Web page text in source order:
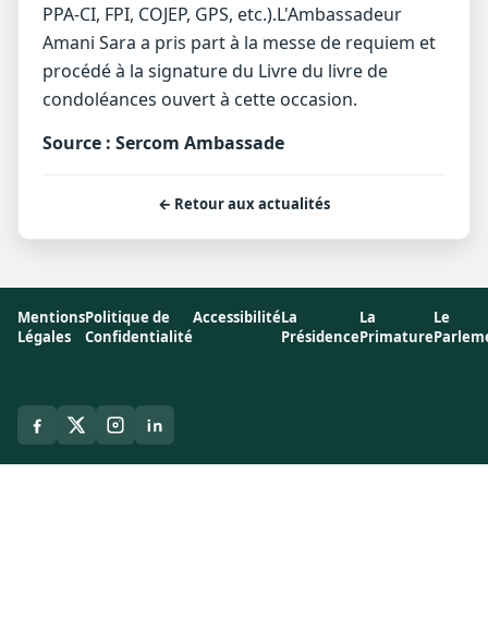
PPA-CI, FPI, COJEP, GPS, etc.).L'Ambassadeur
Amani Sara a pris part à la messe de requiem et
procédé à la signature du Livre du livre de
condoléances ouvert à cette occasion.
Source : Sercom Ambassade
← Retour aux actualités
Mentions
Légales
Politique de
Confidentialité
AccessibilitéLa
Présidence
La
Primature
Le